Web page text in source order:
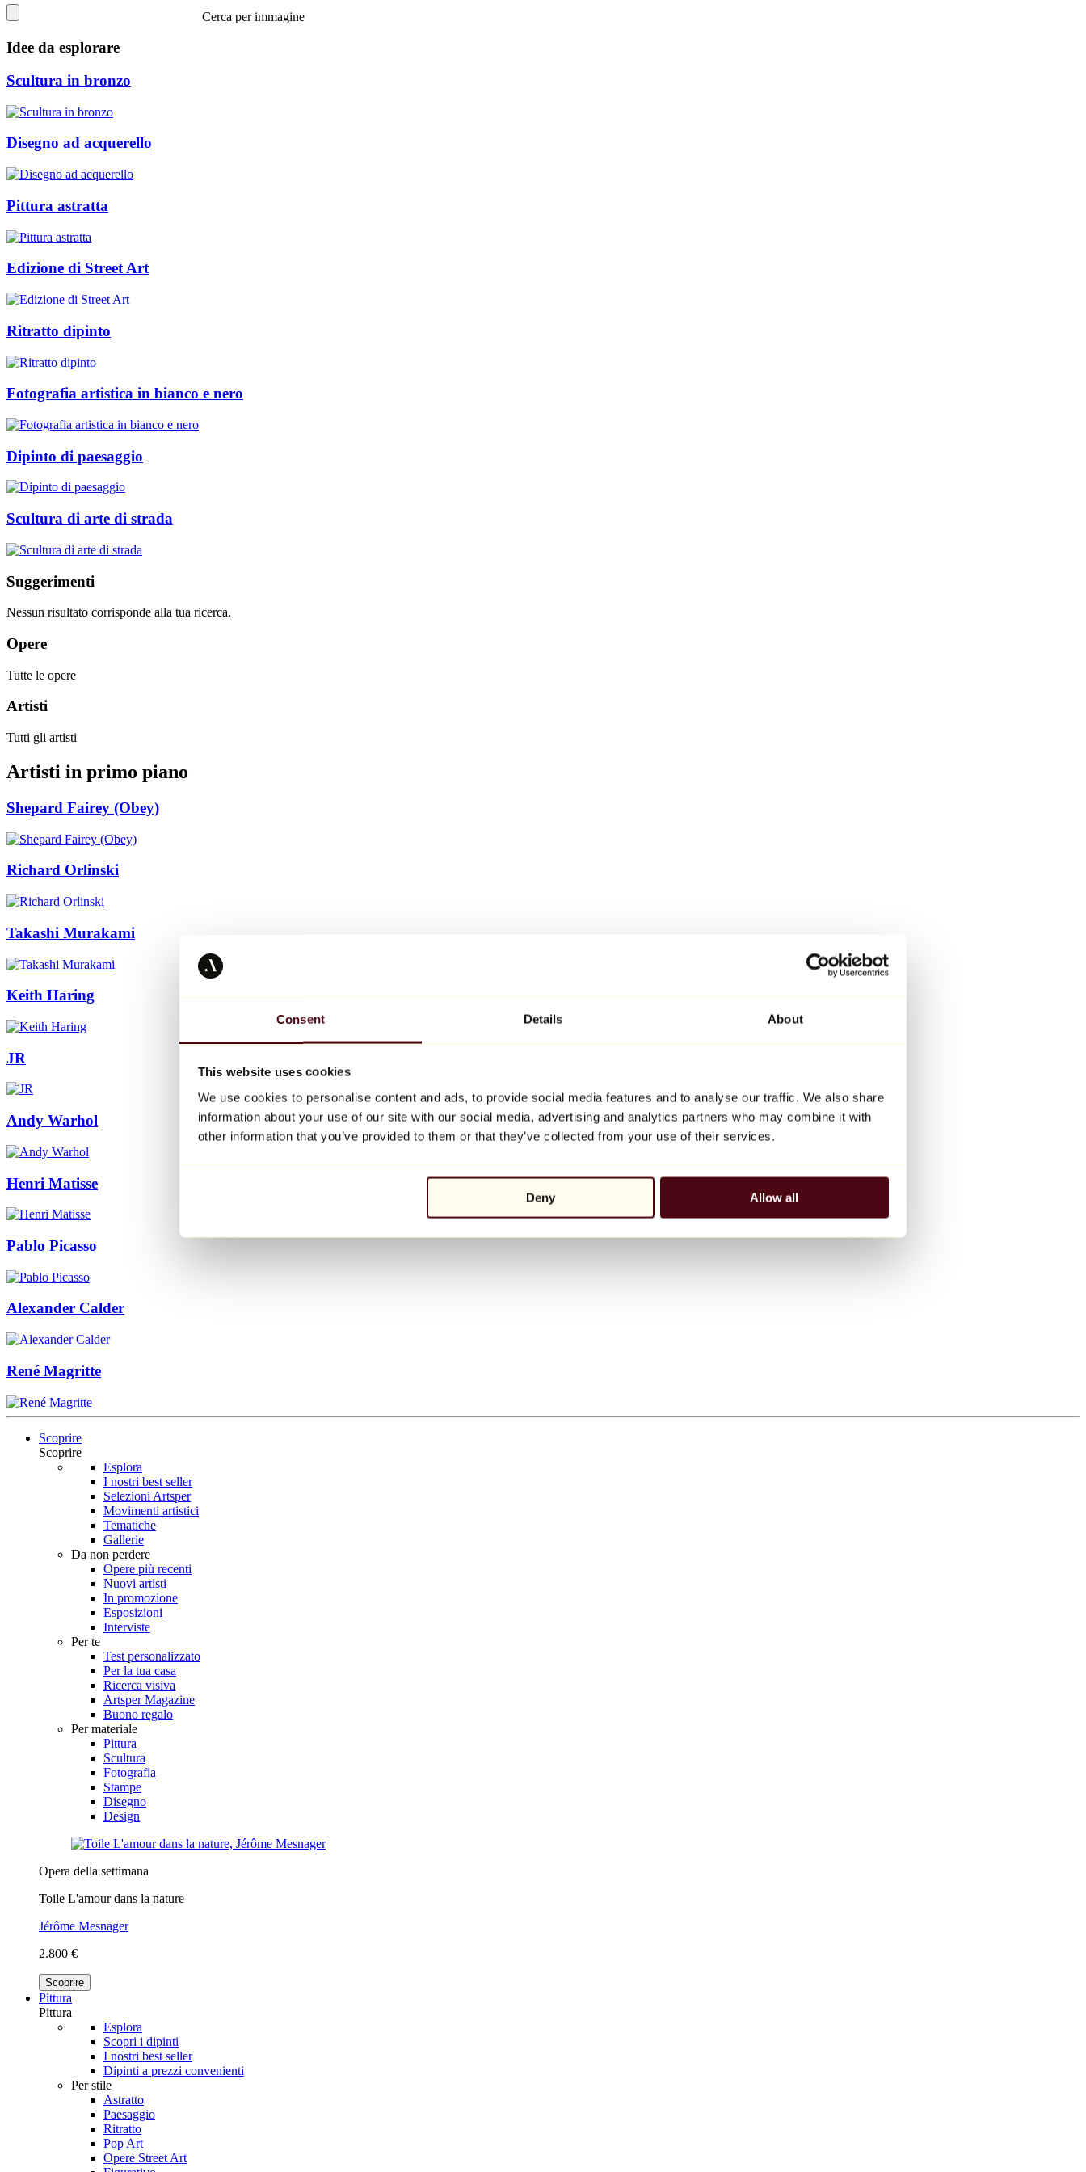
Consent Details About
This website uses cookies
We use cookies to personalise content and ads, to provide social media features and to analyse our traffic. We also share
information about your use of our site with our social media, advertising and analytics partners who may combine it with
other information that you’ve provided to them or that they’ve collected from your use of their services.
Deny Allow all
Cerca per immagine
Idee da esplorare
Scultura in bronzo
Disegno ad acquerello
Pittura astratta
Edizione di Street Art
Ritratto dipinto
Fotografia artistica in bianco e nero
Dipinto di paesaggio
Scultura di arte di strada
Suggerimenti
Nessun risultato corrisponde alla tua ricerca.
Opere
Tutte le opere
Artisti
Tutti gli artisti
Artisti in primo piano
Shepard Fairey (Obey)
Richard Orlinski
Takashi Murakami
Keith Haring
JR
Andy Warhol
Henri Matisse
Pablo Picasso
Alexander Calder
René Magritte
Scoprire
Scoprire
Esplora
I nostri best seller
Selezioni Artsper
Movimenti artistici
Tematiche
Gallerie
Da non perdere
Opere più recenti
Nuovi artisti
In promozione
Esposizioni
Interviste
Per te
Test personalizzato
Per la tua casa
Ricerca visiva
Artsper Magazine
Buono regalo
Per materiale
Pittura
Scultura
Fotografia
Stampe
Disegno
Design
Opera della settimana
Toile L'amour dans la nature
Jérôme Mesnager
2.800 €
Scoprire
Pittura
Pittura
Esplora
Scopri i dipinti
I nostri best seller
Dipinti a prezzi convenienti
Per stile
Astratto
Paesaggio
Ritratto
Pop Art
Opere Street Art